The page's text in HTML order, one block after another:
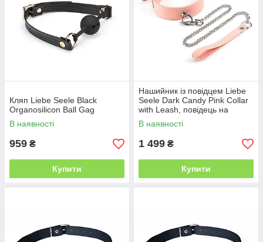
Кляп Liebe Seele Black
Organosilicon Ball Gag
В наявності
959 ₴
Купити
Нашийник із повідцем Liebe
Seele Dark Candy Pink Collar
with Leash, повідець на
карабіні
В наявності
1 499 ₴
Купити